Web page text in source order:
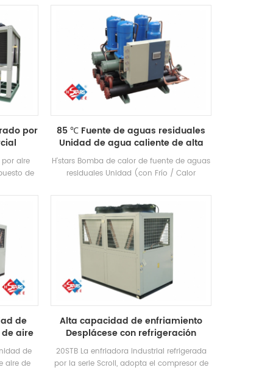
R134A
se
las
unidad
bomba de agua circulante de acuerdo con
la capacidad de enfriamiento, con
compresores de marca bien conocidos y
control electrónico componentes. Está
equipado con alta eficiencia Shell-and-
tube Condensadores y Evaporadores.
por
aire
de
y
Control
85 ℃ Fuente de aguas residuales
Unidad de agua caliente de alta
temperatura
H'stars Bomba de calor de fuente de aguas
residuales Unidad (con Frío / Calor
caliente desarrollado y producido para la
casa de baños, piscina de aguas termales,
piscina y otros lugares de baño,
extrayendo el calor de las aguas residuales
domésticas, ahorrando energía y
protegiendo el medio ambiente. Energía El
ahorro es 30% ~ 50% En comparación con
el método de calentamiento convencional,
que puede reducir en gran medida la
operación. Costo.
de
aire
de
aire de
Alta capacidad de enfriamiento
Desplácese con refrigeración
industrial enfriada por aire
20STB La enfriadora industrial refrigerada
por la serie Scroll, adopta el compresor de